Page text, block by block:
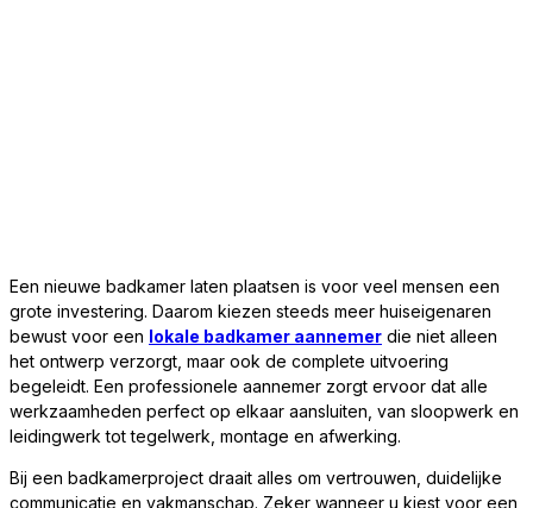
Een nieuwe badkamer laten plaatsen is voor veel mensen een
grote investering. Daarom kiezen steeds meer huiseigenaren
bewust voor een lokale badkamer aannemer die niet alleen
het ontwerp verzorgt, maar ook de complete uitvoering
begeleidt. Een professionele aannemer zorgt ervoor dat alle
werkzaamheden perfect op elkaar aansluiten, van sloopwerk en
leidingwerk tot tegelwerk, montage en afwerking.
Bij een badkamerproject draait alles om vertrouwen, duidelijke
communicatie en vakmanschap. Zeker wanneer u kiest voor een